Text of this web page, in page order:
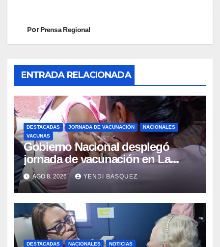
PorPrensa Regional
ENTRADA RELACIONADA
DESTACADAS JORNADA DE VACUNACIÓN
NACIONALES
VACUNAS
Gobierno Nacional desplegó
jornada de vacunación en La
Guaira para garantizar protección
epidemiológica
AGO 8, 2026 YENDI BASQUEZ
DESTACADAS NACIONALES NOTICIAS